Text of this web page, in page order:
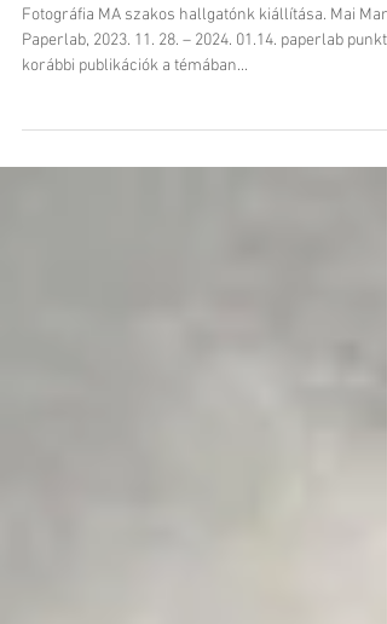
Ákos Levente
Fotográfia MA szakos hallgatónk kiállítása. Mai
korábbi publikációk a témában...